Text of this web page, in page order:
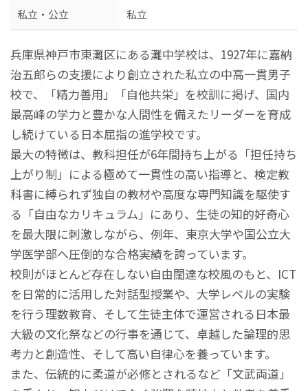
私立・公立 私立
兵庫県神戸市東灘区にある灘中学校は、1927年に嘉納
治五郎らの支援により創立された私立の中高一貫男子
校で、「精力善用」「自他共栄」を校訓に掲げ、国内
最高峰の学力と豊かな人間性を備えたリーダーを育成
し続けている日本屈指の進学校です。
最大の特徴は、教科担任が6年間持ち上がる「担任持ち
上がり制」による極めて一貫性の高い指導と、検定教
科書に縛られず独自の教材や高度な専門知識を駆使す
る「自由なカリキュラム」にあり、生徒の知的好奇心
を最大限に刺激しながら、例年、東京大学や国公立大
学医学部へ圧倒的な合格実績を誇っています。
校則がほとんど存在しない自由闊達な校風のもと、ICT
を日常的に活用した対話型授業や、大学レベルの実験
を行う理数教育、そして生徒主体で運営される日本最
大級の文化祭などの行事を通じて、卓越した論理的思
考力と創造性、そして高い自律心を養っています。
また、伝統的に柔道が必修とされるなど「文武両道」